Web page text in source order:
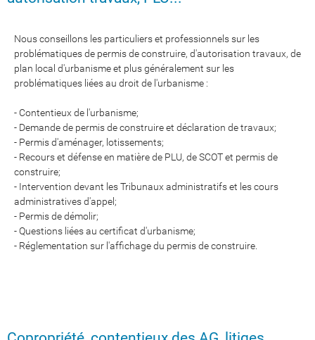
Nous conseillons les particuliers et professionnels sur les
problématiques de permis de construire, d'autorisation travaux, de
plan local d'urbanisme et plus généralement sur les
problématiques liées au droit de l'urbanisme :
- Contentieux de l'urbanisme;
- Demande de permis de construire et déclaration de travaux;
- Permis d'aménager, lotissements;
- Recours et défense en matière de PLU, de SCOT et permis de
construire;
- Intervention devant les Tribunaux administratifs et les cours
administratives d'appel;
- Permis de démolir;
- Questions liées au certificat d'urbanisme;
- Réglementation sur l'affichage du permis de construire.